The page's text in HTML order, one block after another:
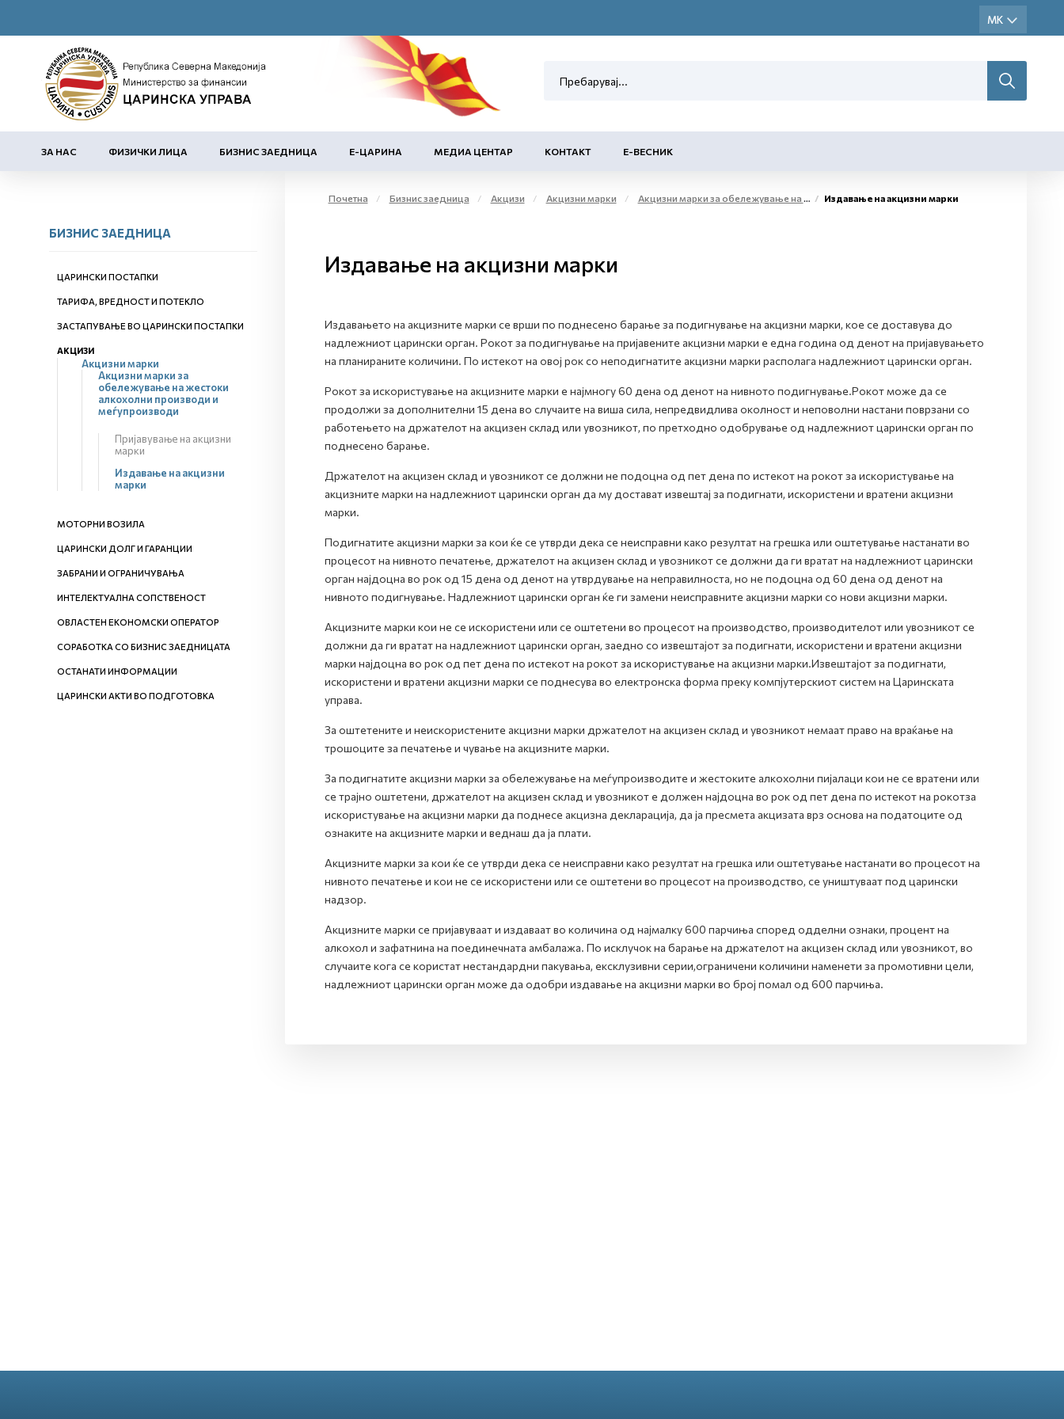
ЗА НАС ФИЗИЧКИ ЛИЦА БИЗНИС ЗАЕДНИЦА Е-ЦАРИНА МЕДИА ЦЕНТАР КОНТАКТ Е-ВЕСНИК
БИЗНИС ЗАЕДНИЦА
ЦАРИНСКИ ПОСТАПКИ
ТАРИФА, ВРЕДНОСТ И ПОТЕКЛО
ЗАСТАПУВАЊЕ ВО ЦАРИНСКИ ПОСТАПКИ
АКЦИЗИ
Акцизни марки
Акцизни марки за
обележување на жестоки
алкохолни производи и
меѓупроизводи
Пријавување на акцизни
марки
Издавање на акцизни
марки
МОТОРНИ ВОЗИЛА
ЦАРИНСКИ ДОЛГ И ГАРАНЦИИ
ЗАБРАНИ И ОГРАНИЧУВАЊА
ИНТЕЛЕКТУАЛНА СОПСТВЕНОСТ
ОВЛАСТЕН ЕКОНОМСКИ ОПЕРАТОР
СОРАБОТКА СО БИЗНИС ЗАЕДНИЦАТА
ОСТАНАТИ ИНФОРМАЦИИ
ЦАРИНСКИ АКТИ ВО ПОДГОТОВКА
Почетна Бизнис заедница Акцизи Акцизни марки Акцизни марки за обележување на жестоки алкохолни производи и меѓупроизводи Издавање на акцизни марки
Издавање на акцизни марки
Издавањето на акцизните марки се врши по поднесено барање за подигнување на акцизни марки, кое се доставува до
надлежниот царински орган. Рокот за подигнување на пријавените акцизни марки е една година од денот на пријавувањето
на планираните количини. По истекот на овој рок со неподигнатите акцизни марки располага надлежниот царински орган.
Рокот за искористување на акцизните марки е најмногу 60 дена од денот на нивното подигнување.Рокот може да се
продолжи за дополнителни 15 дена во случаите на виша сила, непредвидлива околност и неповолни настани поврзани со
работењето на држателот на акцизен склад или увозникот, по претходно одобрување од надлежниот царински орган по
поднесено барање.
Држателот на акцизен склад и увозникот се должни не подоцна од пет дена по истекот на рокот за искористување на
акцизните марки на надлежниот царински орган да му достават извештај за подигнати, искористени и вратени акцизни
марки.
Подигнатите акцизни марки за кои ќе се утврди дека се неисправни како резултат на грешка или оштетување настанати во
процесот на нивното печатење, држателот на акцизен склад и увозникот се должни да ги вратат на надлежниот царински
орган најдоцна во рок од 15 дена од денот на утврдување на неправилноста, но не подоцна од 60 дена од денот на
нивното подигнување. Надлежниот царински орган ќе ги замени неисправните акцизни марки со нови акцизни марки.
Акцизните марки кои не се искористени или се оштетени во процесот на производство, производителот или увозникот се
должни да ги вратат на надлежниот царински орган, заедно со извештајот за подигнати, искористени и вратени акцизни
марки најдоцна во рок од пет дена по истекот на рокот за искористување на акцизни марки.Извештајот за подигнати,
искористени и вратени акцизни марки се поднесува во електронска форма преку компјутерскиот систем на Царинската
управа.
За оштетените и неискористените акцизни марки држателот на акцизен склад и увозникот немаат право на враќање на
трошоците за печатење и чување на акцизните марки.
За подигнатите акцизни марки за обележување на меѓупроизводите и жестоките алкохолни пијалаци кои не се вратени или
се трајно оштетени, држателот на акцизен склад и увозникот е должен најдоцна во рок од пет дена по истекот на рокотза
искористување на акцизни марки да поднесе акцизна декларација, да ја пресмета акцизата врз основа на податоците од
ознаките на акцизните марки и веднаш да ја плати.
Акцизните марки за кои ќе се утврди дека се неисправни како резултат на грешка или оштетување настанати во процесот на
нивното печатење и кои не се искористени или се оштетени во процесот на производство, се уништуваат под царински
надзор.
Акцизните марки се пријавуваат и издаваат во количина од најмалку 600 парчиња според одделни ознаки, процент на
алкохол и зафатнина на поединечната амбалажа. По исклучок на барање на држателот на акцизен склад или увозникот, во
случаите кога се користат нестандардни пакувања, ексклузивни серии,ограничени количини наменети за промотивни цели,
надлежниот царински орган може да одобри издавање на акцизни марки во број помал од 600 парчиња.